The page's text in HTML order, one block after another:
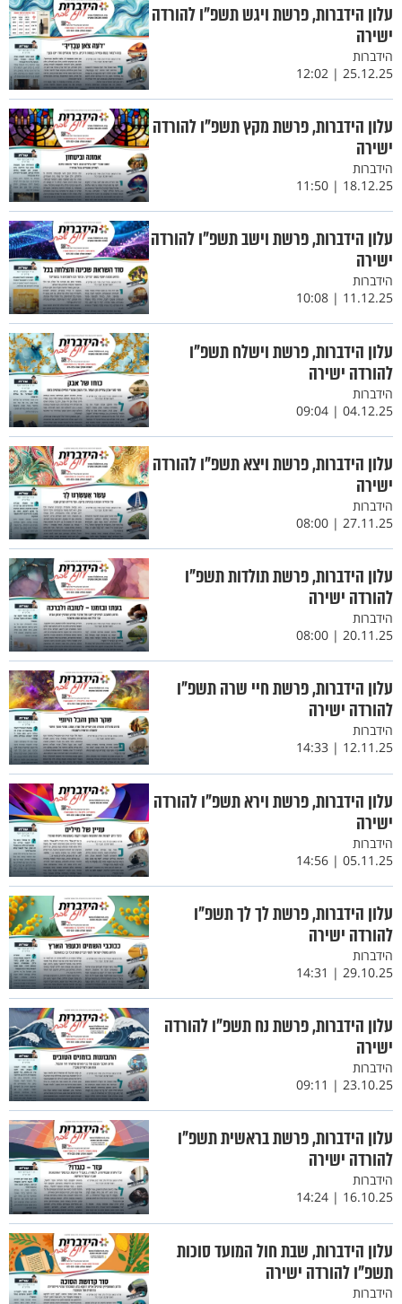
עלון הידברות, פרשת ויגש תשפ"ו להורדה
ישירה
הידברות
25.12.25 | 12:02
עלון הידברות, פרשת מקץ תשפ"ו להורדה
ישירה
הידברות
18.12.25 | 11:50
עלון הידברות, פרשת וישב תשפ"ו להורדה
ישירה
הידברות
11.12.25 | 10:08
עלון הידברות, פרשת וישלח תשפ"ו
להורדה ישירה
הידברות
04.12.25 | 09:04
עלון הידברות, פרשת ויצא תשפ"ו להורדה
ישירה
הידברות
27.11.25 | 08:00
עלון הידברות, פרשת תולדות תשפ"ו
להורדה ישירה
הידברות
20.11.25 | 08:00
עלון הידברות, פרשת חיי שרה תשפ"ו
להורדה ישירה
הידברות
12.11.25 | 14:33
עלון הידברות, פרשת וירא תשפ"ו להורדה
ישירה
הידברות
05.11.25 | 14:56
עלון הידברות, פרשת לך לך תשפ"ו
להורדה ישירה
הידברות
29.10.25 | 14:31
עלון הידברות, פרשת נח תשפ"ו להורדה
ישירה
הידברות
23.10.25 | 09:11
עלון הידברות, פרשת בראשית תשפ"ו
להורדה ישירה
הידברות
16.10.25 | 14:24
עלון הידברות, שבת חול המועד סוכות
תשפ"ו להורדה ישירה
הידברות